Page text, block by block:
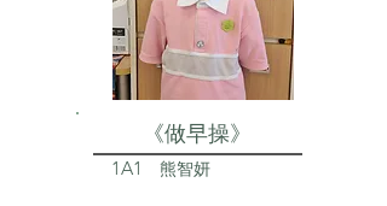
《做早操》
1A1 熊智妍